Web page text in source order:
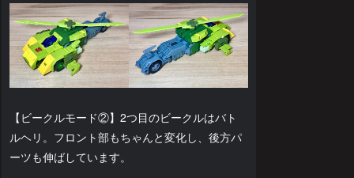
【ビークルモード②】2つ目のビークルはバト
ルヘリ。フロント部もちゃんと変化し、後方パ
ーツも伸ばしています。